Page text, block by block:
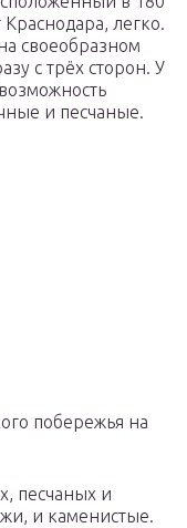
легко.
своеобразном
с трёх сторон. У
и песчаные.
побережья на
песчаных и
и каменистые.